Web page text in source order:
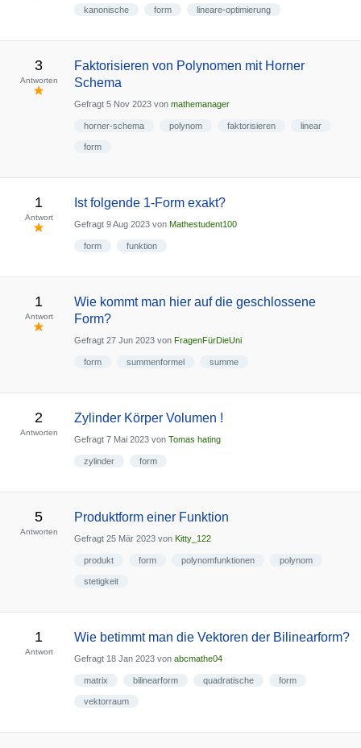
kanonische form lineare-optimierung
3
Antworten
Faktorisieren von Polynomen mit Horner
Schema
Gefragt 5 Nov 2023 von mathemanager
horner-schema polynom faktorisieren linear
form
1
Antwort
Ist folgende 1-Form exakt?
Gefragt 9 Aug 2023 von Mathestudent100
form funktion
1
Antwort
Wie kommt man hier auf die geschlossene
Form?
Gefragt 27 Jun 2023 von FragenFürDieUni
form summenformel summe
2
Antworten
Zylinder Körper Volumen !
Gefragt 7 Mai 2023 von Tomas hating
zylinder form
5
Antworten
Produktform einer Funktion
Gefragt 25 Mär 2023 von Kitty_122
produkt form polynomfunktionen polynom
stetigkeit
1
Antwort
Wie betimmt man die Vektoren der Bilinearform?
Gefragt 18 Jan 2023 von abcmathe04
matrix bilinearform quadratische form
vektorraum